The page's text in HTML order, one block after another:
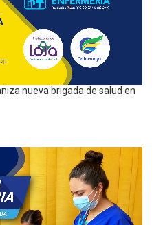
nueva brigada de salud en